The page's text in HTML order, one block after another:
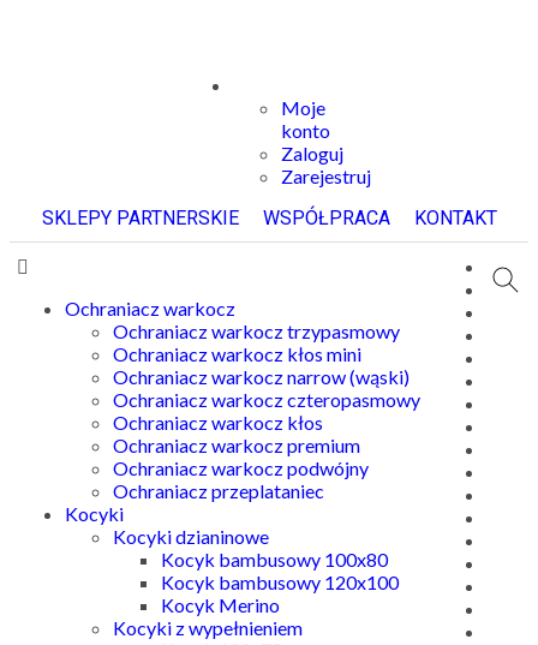
Moje
konto
Zaloguj
Zarejestruj
SKLEPY PARTNERSKIE
WSPÓŁPRACA KONTAKT
Ochraniacz warkocz
Ochraniacz warkocz trzypasmowy
Ochraniacz warkocz kłos mini
Ochraniacz warkocz narrow (wąski)
Ochraniacz warkocz czteropasmowy
Ochraniacz warkocz kłos
Ochraniacz warkocz premium
Ochraniacz warkocz podwójny
Ochraniacz przeplataniec
Kocyki
Kocyki dzianinowe
Kocyk bambusowy 100x80
Kocyk bambusowy 120x100
Kocyk Merino
Kocyki z wypełnieniem